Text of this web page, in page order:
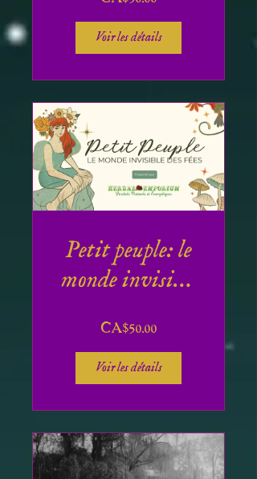
Voir les détails
Petit peuple: le
monde invisible
CA$50.00
Voir les détails